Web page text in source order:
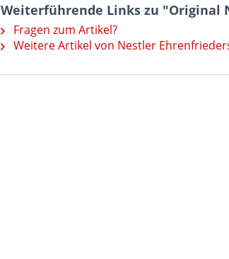
Weiterführende Links zu "Original
Fragen zum Artikel?
Weitere Artikel von Nestler